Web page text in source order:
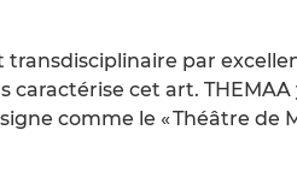
transdisciplinaire par
caractérise cet art.
comme le « Théâtre de